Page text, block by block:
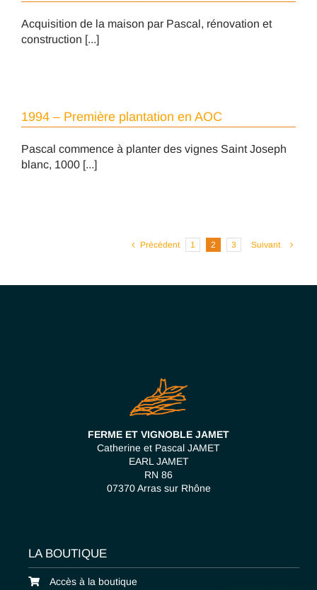
Acquisition de la maison par Pascal, rénovation et
construction [...]
1994 – Première plantation en AOC
Pascal commence à planter des vignes Saint Joseph
blanc, 1000 [...]
Précédent 1 2 3 Suivant
FERME ET VIGNOBLE JAMET
Catherine et Pascal JAMET
EARL JAMET
RN 86
07370 Arras sur Rhône
LA BOUTIQUE
Accès à la boutique